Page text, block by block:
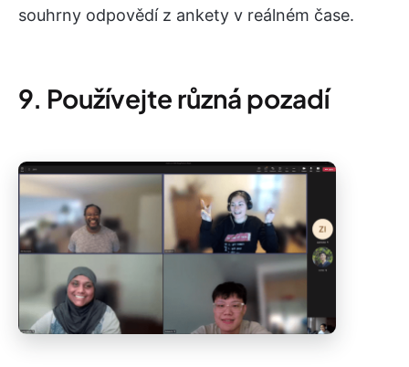
souhrny odpovědí z ankety v reálném čase.
9. Používejte různá pozadí